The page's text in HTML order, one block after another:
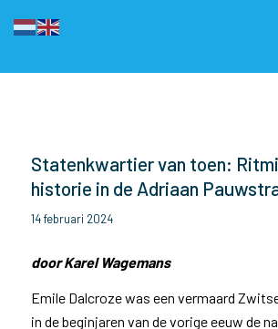
Statenkwartier van toen:
historie in de Adriaan
14 februari 2024
door Karel Wagemans
Emile Dalcroze was een vermaard
in de beginjaren van de vorige eeuw de